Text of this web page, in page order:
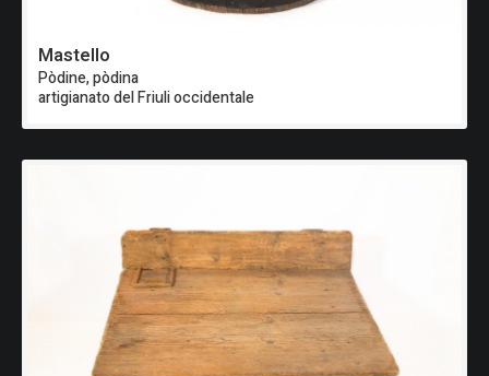
Mastello
Pòdine, pòdina
artigianato del Friuli occidentale